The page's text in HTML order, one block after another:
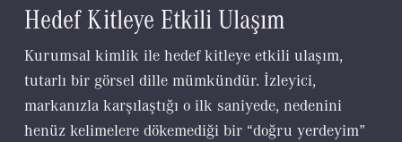
Hedef Kitleye Etkili Ulaşım
Kurumsal kimlik ile hedef kitleye etkili ulaşım,
tutarlı bir görsel dille mümkündür. İzleyici,
markanızla karşılaştığı o ilk saniyede, nedenini
henüz kelimelere dökemediği bir “doğru yerdeyim”